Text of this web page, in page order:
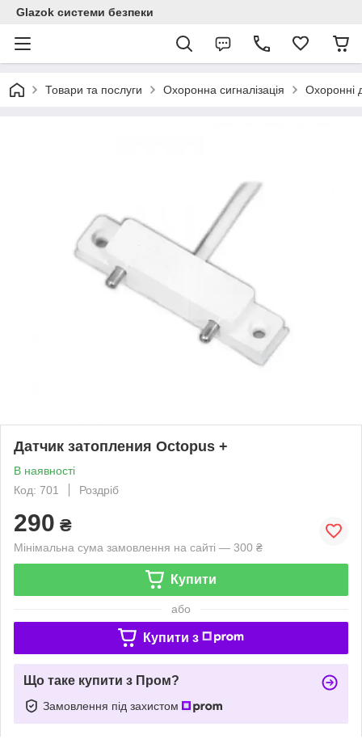
Glazok системи безпеки
Товари та послуги Охоронна сигналізація Охоронні
Датчик затопления Octopus +
В наявності
Код: 701
Роздріб
290 ₴
Мінімальна сума замовлення на сайті — 300 ₴
Купити
або
Купити з
Що таке купити з Пром?
Замовлення під захистом